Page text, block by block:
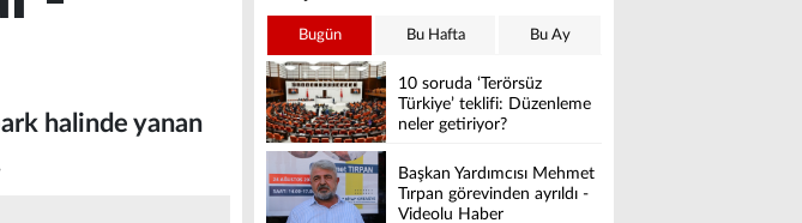
halinde yanan
Bugün Bu Hafta Bu Ay
10 soruda ‘Terörsüz
Türkiye’ teklifi: Düzenleme
neler getiriyor?
Başkan Yardımcısı Mehmet
Tırpan görevinden ayrıldı -
Videolu Haber